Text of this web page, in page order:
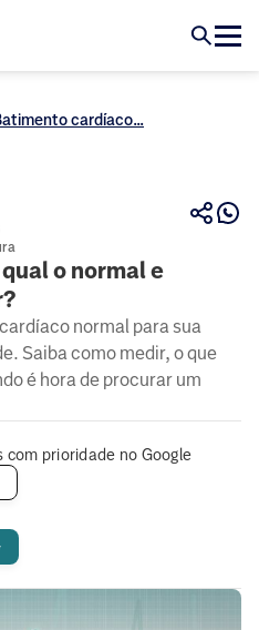
cardíaco...
o normal e
normal para sua
Saiba como medir, o que
é hora de procurar um
prioridade no Google